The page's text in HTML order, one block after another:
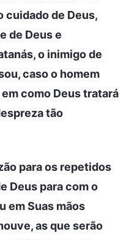
cuidado de Deus,
de Deus e
o inimigo de
caso o homem
como Deus tratará
tão
para os repetidos
Deus para com o
em Suas mãos
as que serão